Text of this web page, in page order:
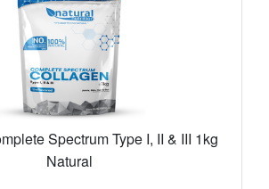
Spectrum Type I, II & III 1kg
Natural